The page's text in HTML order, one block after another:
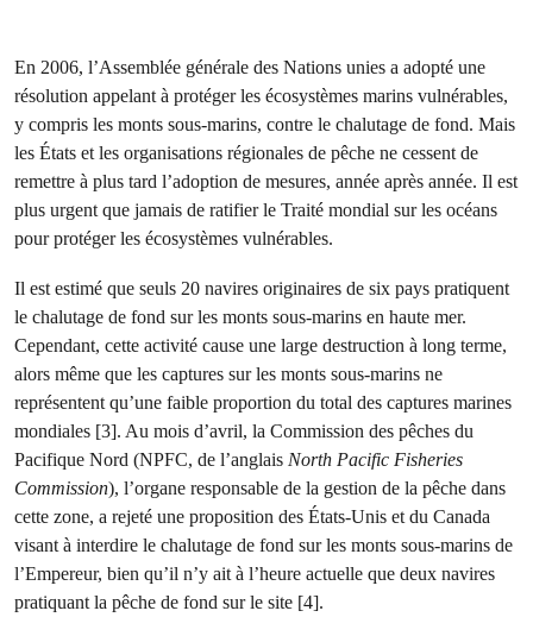
En 2006, l’Assemblée générale des Nations unies a adopté une
résolution appelant à protéger les écosystèmes marins vulnérables,
y compris les monts sous-marins, contre le chalutage de fond. Mais
les États et les organisations régionales de pêche ne cessent de
remettre à plus tard l’adoption de mesures, année après année. Il est
plus urgent que jamais de ratifier le Traité mondial sur les océans
pour protéger les écosystèmes vulnérables.
Il est estimé que seuls 20 navires originaires de six pays pratiquent
le chalutage de fond sur les monts sous-marins en haute mer.
Cependant, cette activité cause une large destruction à long terme,
alors même que les captures sur les monts sous-marins ne
représentent qu’une faible proportion du total des captures marines
mondiales [3]. Au mois d’avril, la Commission des pêches du
Pacifique Nord (NPFC, de l’anglais North Pacific Fisheries
Commission), l’organe responsable de la gestion de la pêche dans
cette zone, a rejeté une proposition des États-Unis et du Canada
visant à interdire le chalutage de fond sur les monts sous-marins de
l’Empereur, bien qu’il n’y ait à l’heure actuelle que deux navires
pratiquant la pêche de fond sur le site [4].